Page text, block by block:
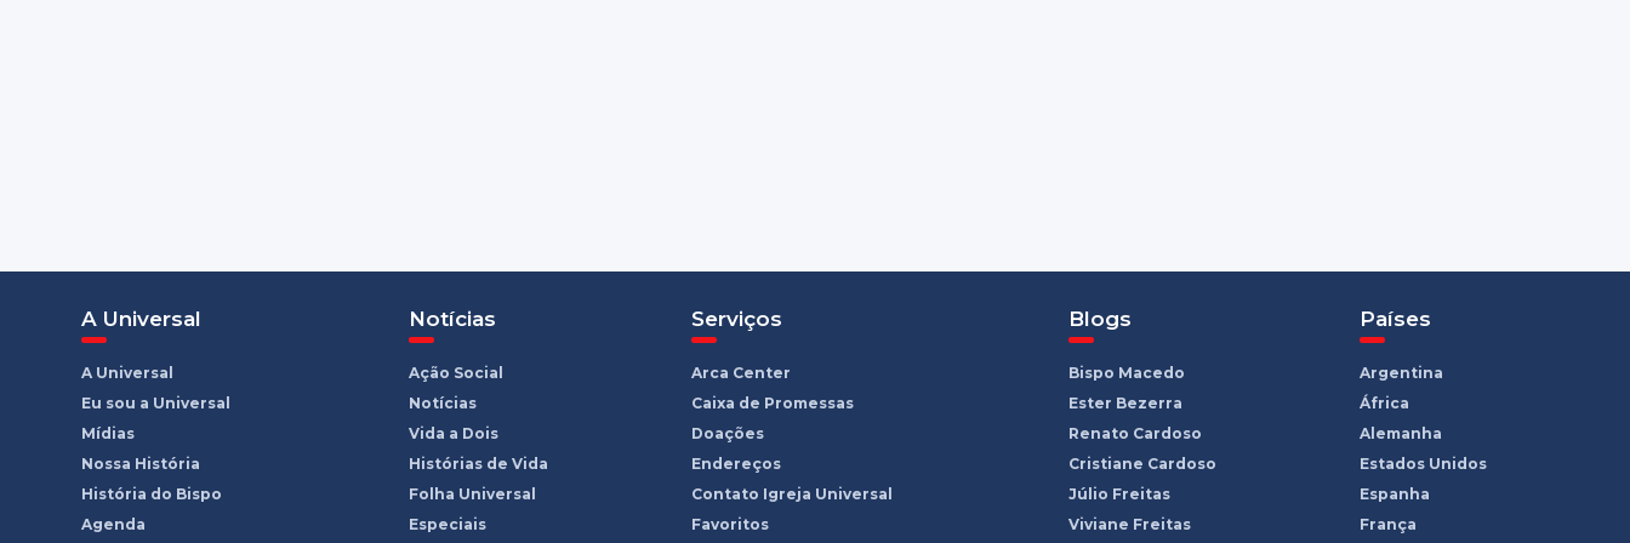
A Universal
A Universal
Eu sou a Universal
Mídias
Nossa História
História do Bispo
Agenda
Notícias
Ação Social
Notícias
Vida a Dois
Histórias de Vida
Folha Universal
Especiais
Serviços
Arca Center
Caixa de Promessas
Doações
Endereços
Contato Igreja Universal
Favoritos
Blogs
Bispo Macedo
Ester Bezerra
Renato Cardoso
Cristiane Cardoso
Júlio Freitas
Viviane Freitas
Países
Argentina
África
Alemanha
Estados Unidos
Espanha
França